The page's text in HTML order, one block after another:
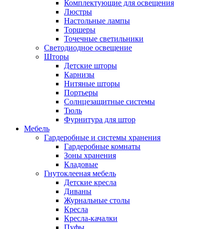
Комплектующие для освещения
Люстры
Настольные лампы
Торшеры
Точечные светильники
Светодиодное освещение
Шторы
Детские шторы
Карнизы
Нитяные шторы
Портьеры
Солнцезащитные системы
Тюль
Фурнитура для штор
Мебель
Гардеробные и системы хранения
Гардеробные комнаты
Зоны хранения
Кладовые
Гнутоклееная мебель
Детские кресла
Диваны
Журнальные столы
Кресла
Кресла-качалки
Пуфы